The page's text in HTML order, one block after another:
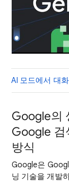
AI 모드에서 대
Google의
Google 검
방식
Google은
닝 기술을 개발